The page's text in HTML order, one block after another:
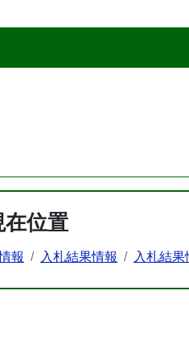
位置
報 入札結果情報 入札結果